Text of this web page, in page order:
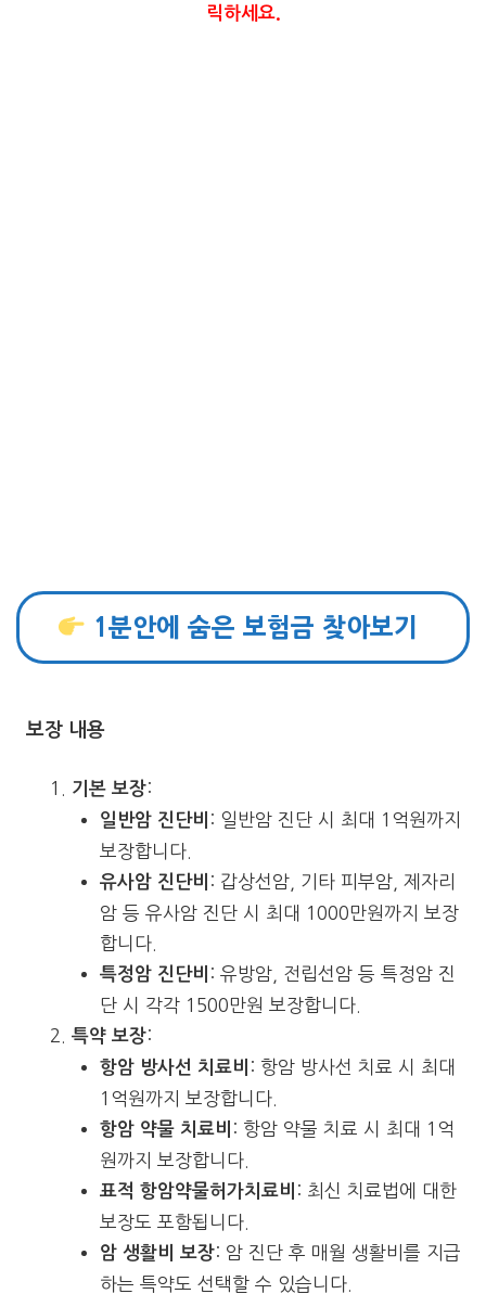
릭하세요.
1분안에 숨은 보험금 찾아보기
보장 내용
기본 보장:
일반암 진단비 : 일반암 진단 시 최대 1억원까지
보장합니다.
유사암 진단비 : 갑상선암, 기타 피부암, 제자리
암 등 유사암 진단 시 최대 1000만원까지 보장
합니다.
특정암 진단비 : 유방암, 전립선암 등 특정암 진
단 시 각각 1500만원 보장합니다.
특약 보장:
항암 방사선 치료비 : 항암 방사선 치료 시 최대
1억원까지 보장합니다.
항암 약물 치료비 : 항암 약물 치료 시 최대 1억
원까지 보장합니다.
표적 항암약물허가치료비 : 최신 치료법에 대한
보장도 포함됩니다.
암 생활비 보장: 암 진단 후 매월 생활비를 지급
하는 특약도 선택할 수 있습니다.